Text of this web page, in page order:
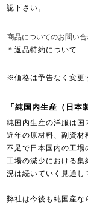
認下さい。
商品についてのお問い
＊返品特約について
※価格は予告なく変更
「純国内生産（日本
純国内生産の洋服は国
近年の原材料、副資材
不足で日本国内の工場
工場の減少における
況は続いていく見通し
弊社は今後も純国産な